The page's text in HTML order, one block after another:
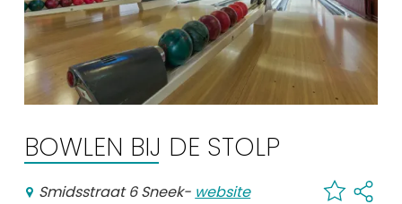
Eten, drinken & uitgaan
Watersport
Overnachten
Winkelen
En meer
Arrangementen
BOWLEN BIJ DE STOLP
Smidsstraat 6 Sneek- website